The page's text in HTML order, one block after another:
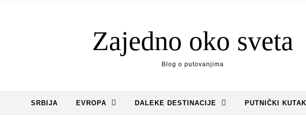
Zajedno oko sveta
Blog o putovanjima
SRBIJA EVROPA DALEKE DESTINACIJE PUTNIČKI KUTAK